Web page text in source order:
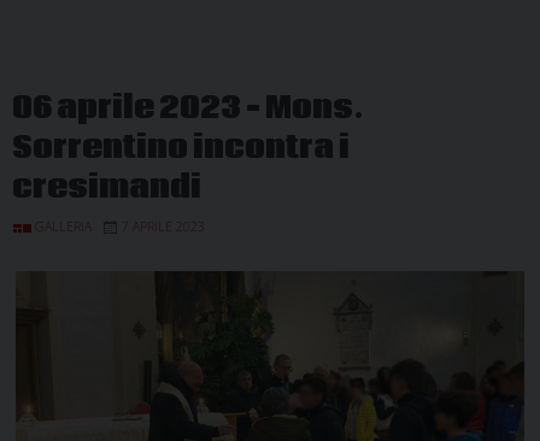
06 aprile 2023 – Mons.
Sorrentino incontra i
cresimandi
GALLERIA 7 APRILE 2023